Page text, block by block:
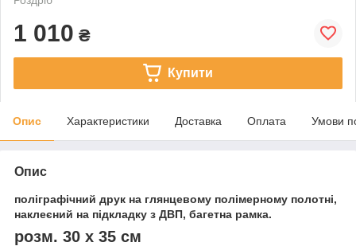
1 010 ₴
Купити
Опис Характеристики Доставка Оплата Умови
Опис
поліграфічний друк на глянцевому полімерному полотні,
наклеєний на підкладку з ДВП, багетна рамка.
розм. 30 х 35 см